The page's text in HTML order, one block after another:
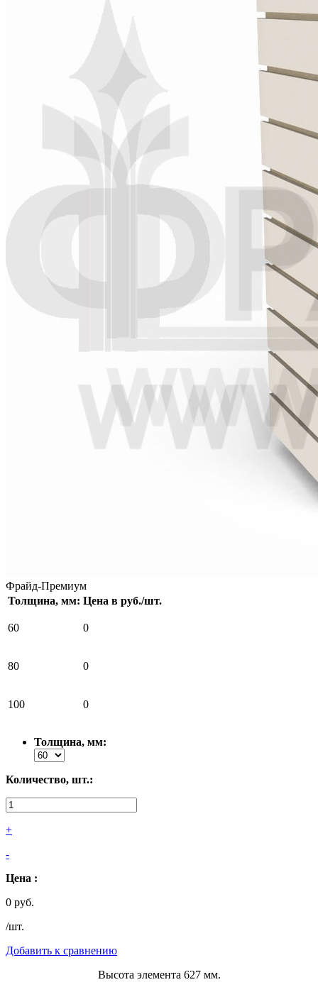
Фрайд-Премиум
Толщина, мм: Цена в руб./шт.
60 0
80 0
100 0
Толщина, мм:
Количество, шт.:
+
-
Цена :
0 руб.
/шт.
Добавить к сравнению
Высота элемента 627 мм.